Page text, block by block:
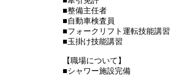
■整備主任者
■自動車検査員
■フォークリフト運転技能講習
■玉掛け技能講習
【職場について】
■シャワー施設完備